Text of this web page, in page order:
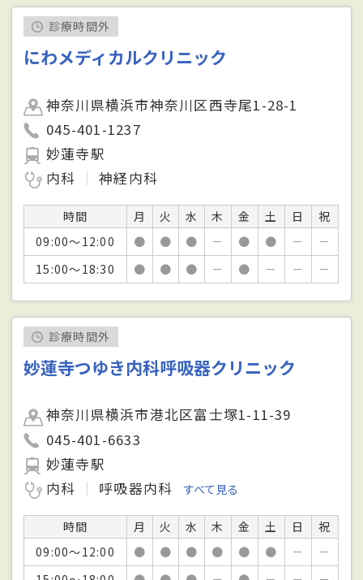
診療時間外
にわメディカルクリニック
神奈川県横浜市神奈川区西寺尾1-28-1
045-401-1237
妙蓮寺駅
内科
神経内科
時間 月 火 水 木 金 土 日
祝
09:00～12:00
● ● ● － ● ● －
－
15:00～18:30
● ● ● － ● － － －
診療時間外
妙蓮寺つゆき内科呼吸器クリニック
神奈川県横浜市港北区富士塚1-11-39
045-401-6633
妙蓮寺駅
内科
呼吸器内科 すべて見る
時間 月 火 水 木 金 土 日
祝
09:00～12:00
● ● ● ● ● ● －
－